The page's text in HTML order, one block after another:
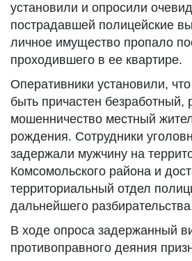
установили и опросили
пострадавшей полицейские
личное имущество пропало
проходившего в ее квартире.
Оперативники установили,
быть причастен безработный,
мошенничество местный
рождения. Сотрудники
задержали мужчину на
Комсомольского района и
территориальный отдел
дальнейшего
В ходе опроса задержанный
противоправного деяния